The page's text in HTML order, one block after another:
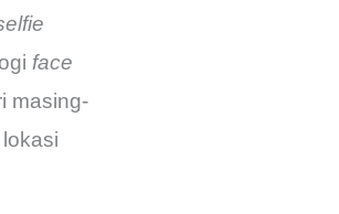
face
masing-